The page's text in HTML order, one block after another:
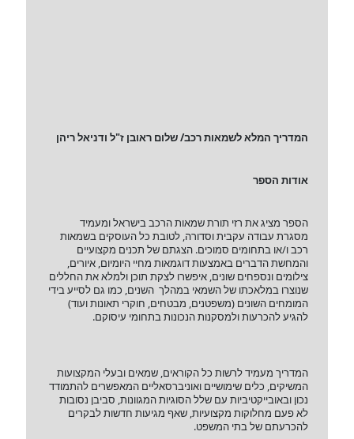
המדריך המלא לשמאות רכב/ שלום ראובן ז"ל ודניאל ריהן
אודות הספר
הספר מציג את רזי תורת שמאות הרכב בישראל ומעמיד
מסגרת עבודה עקבית וסדורה, לטובת כל העוסקים בשמאות
רכב ו/או בתחומים סמוכים. הצגתם של תכנים מקצועיים
והמחשת הדברים באמצעות דוגמאות מחיי היומיום, איורים,
צילומים ונספחים שונים, איפשרו לצקת תוכן ולמלא את החללים
שנוצרו במלאכתו של השמאי במהלך השנים, כמו גם לסייע בידי
המומחים השונים (משפטנים, מבטחים, חוקרי תאונות ועוד)
להגיע להכרעות ולמסקנות הנכונות בתחומי עיסוקם.
המדריך מעמיד לרשות כל הקוראים, שמאים ובעלי המקצועות
המשיקים, כלים שימושיים ואוניברסאליים המאפשרים להתמודד
נכון ובאובייקטיביות עם שלל הסוגיות המגוונות, סביבן נסובות
לא פעם מחלוקות מקצועיות, שאף מגיעות חדשות לבקרים
להכרעתם של בתי המשפט.